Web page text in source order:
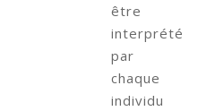
être
interprété
par
chaque
individu